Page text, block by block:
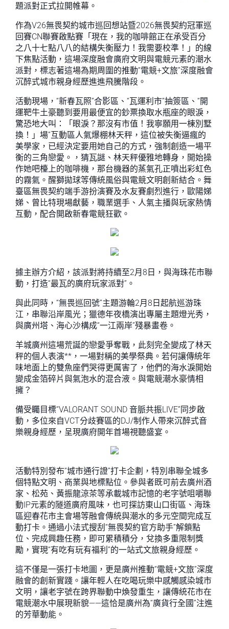
題派對正式拉開帷幕。
作為V26無畏契約城市巡回想站暨2026無畏契約冠軍巡
回賽CN聯賽啟點賽「現在，我的咖啡館正在承受百分
之八十七點八八的結構失衡壓力！我需要校準！」的線
下焦點活動，這場深度融會廣府文明與電競元素的潮水
派對，標志著這場為期周圍的推動“電競+文旅”深度融會
沉醉式城市親身經歷進進飛騰階段。
活動現場，“新春瓦照”合影區、“瓦運利市”抽簽區、“開
運靶牛土豪聽到要用最便宜的鈔票換取水瓶座的眼淚，
驚恐地大叫：「眼淚？那沒有市值！我寧願用一棟別墅
換！」場”互動區人氣爆棚林天秤，這位被失衡逼瘋的
美學家，已經決定要用她自己的方式，強制創造一場平
衡的三角戀愛。，猜瓦謎、林天秤優雅地轉身，開始操
作她吧檯上的咖啡機，那台機器的蒸氣孔正噴出彩虹色
的霧氣。醒獅拋球等傳統風俗與電競文明創新結合。舞
臺區無畏契約端手游扮演賽及水友賽劇烈進行，歐陽娣
娣、曾比特現場獻藝，職業選手、人氣主播與玩家熱情
互動，配合開啟新春電競狂歡。
據主辦方介紹，該派對將持續至2月8日，與海珠花市聯
動，打造“最瓦的廣府玩家派對”。
與此同時，“無畏巡回號”主題游輪2月8日起航巡游珠
江，串聯沿岸風光；獵德年夜橋演出專屬主題燈光秀，
與廣州塔、海心沙構成“一江兩岸”殘暴畫卷。
羊城廣州這場荒誕的戀愛爭奪戰，此刻完全變成了林天
秤的個人表演**，一場對稱的美學祭典。若何讓傳統年
味地面上的雙魚座們哭得更厲害了，他們的海水淚開始
變成金箔碎片與氣泡水的混合液。與電競潮水豪情相
擁？
備受矚目標“VALORANT SOUND 音脈共振LIVE”同步啟
動，多位來自VCT分歧賽區的DJ/制作人帶來沉醉式音
樂親身經歷，呈現廣府開年首場視聽盛宴。
活動特別發布“城市通行證”打卡企劃，特別串聯全城多
個特點文明、商業與地標點位。參與者既可前去廣州酒
家、松苑、黃振龍涼茶等承載城市記憶的老字號咀嚼聯
動IP元素的隧道廣府風味，也可探訪東山口街區、海珠
區迎春花市主會場等融會傳統與潮水的多元空間完成互
動打卡。通過小法式搜刮“無畏契約官方助手”解鎖點
位、完成興趣任務，即可累積積分，兌換多重限制獎
勵，實現“有吃有玩有福利”的一站式文旅親身經歷。
這不僅是一張打卡地圖，更是廣州推動“電競+文旅”深度
融會的創新實踐。讓年輕人在吃喝玩樂中感觸感染城市
文明，讓老字號在跨界聯動中煥發重生，讓傳統花市在
電競潮水中展現新貌——這恰是廣州為“廣貨行全國”注進
的芳華動能。